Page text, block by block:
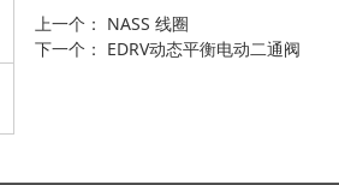
上一个： NASS 线圈
下一个： EDRV动态平衡电动二通阀